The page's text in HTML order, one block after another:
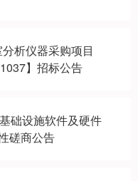
析仪器采购项目
】招标公告
础设施软件及硬件
磋商公告